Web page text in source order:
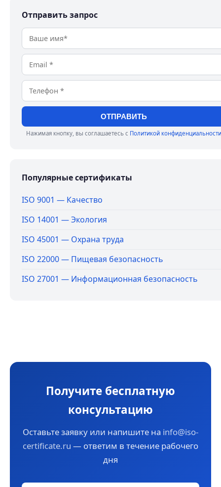
Отправить запрос
ОТПРАВИТЬ
Нажимая кнопку, вы соглашаетесь с Политикой конфиденциальности
Популярные сертификаты
ISO 9001 — Качество
ISO 14001 — Экология
ISO 45001 — Охрана труда
ISO 22000 — Пищевая безопасность
ISO 27001 — Информационная безопасность
Получите бесплатную
консультацию
Оставьте заявку или напишите на info@iso-
certificate.ru — ответим в течение рабочего
дня